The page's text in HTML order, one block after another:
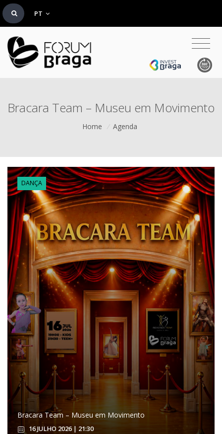
PT
Bracara Team – Museu em Movimento
Home / Agenda
DANÇA
Bracara Team – Museu em Movimento
16 JULHO 2026 | 21:30